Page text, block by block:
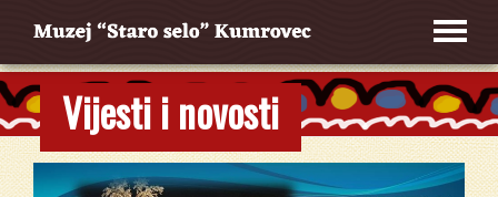
Vijesti i novosti